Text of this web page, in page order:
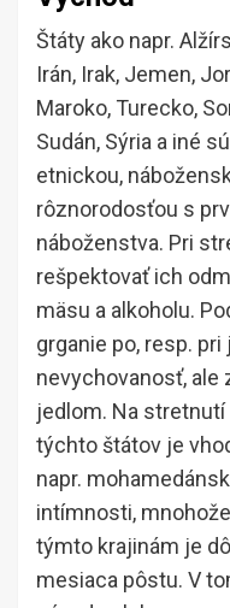
Štáty ako napr.
Irán, Irak, Jemen,
Maroko, Turecko,
Sudán, Sýria a iné
etnickou,
rôznorodosťou s
náboženstva. Pri
rešpektovať ich
mäsu a alkoholu.
grganie po, resp.
nevychovanosť, ale
jedlom. Na
týchto štátov je
napr.
intímnosti,
týmto krajinám je
mesiaca pôstu. V